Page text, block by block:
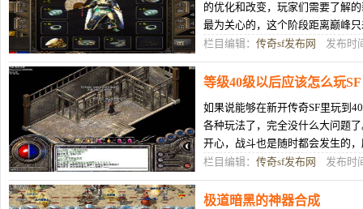
的优化和改变，玩家们需要了解
最为关心的，这个阶段距离巅峰
才能够从副本中解脱出来，可以在
栏目编辑： 传奇sf发布网 发布时
等级40级以后应该怎么玩SF
如果说能够在新开传奇SF里玩到
各种玩法了，完全没什么大问题
开心，战斗也是随时都会发生的
安全。在这时候玩家最大的问题就
栏目编辑： 传奇sf发布网 发布时
极道暗黑的神器合成